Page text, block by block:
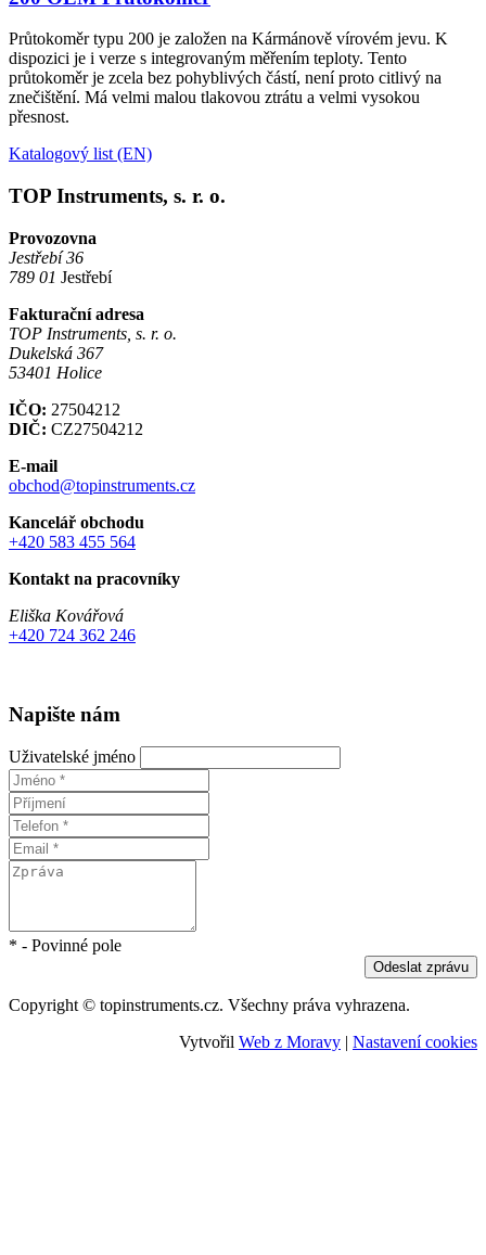
Průtokoměr typu 200 je založen na Kármánově vírovém jevu. K
dispozici je i verze s integrovaným měřením teploty. Tento
průtokoměr je zcela bez pohyblivých částí, není proto citlivý na
znečištění. Má velmi malou tlakovou ztrátu a velmi vysokou
přesnost.
Katalogový list (EN)
TOP Instruments, s. r. o.
Provozovna
Jestřebí 36
789 01 Jestřebí
Fakturační adresa
TOP Instruments, s. r. o.
Dukelská 367
53401 Holice
IČO: 27504212
DIČ: CZ27504212
E-mail
obchod@topinstruments.cz
Kancelář obchodu
+420 583 455 564
Kontakt na pracovníky
Eliška Kovářová
+420 724 362 246
Napište nám
Uživatelské jméno
* - Povinné pole
Odeslat zprávu
Copyright © topinstruments.cz. Všechny práva vyhrazena.
Vytvořil Web z Moravy | Nastavení cookies